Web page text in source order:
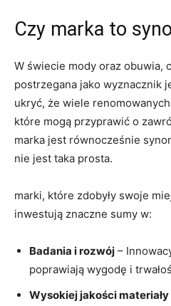
Czy marka ⁤to
W świecie‍ mody​ oraz⁤ obuwia,
postrzegana‌ jako wyznacznik
ukryć, ⁢że ​wiele⁢
które ‍mogą przyprawić‍ o
marka jest równocześnie
nie jest taka prosta.
marki, które​ zdobyły swoje
inwestują znaczne sumy w:
Badania i rozwój –
poprawiają wygodę i‍
Wysokiej jakości materiały